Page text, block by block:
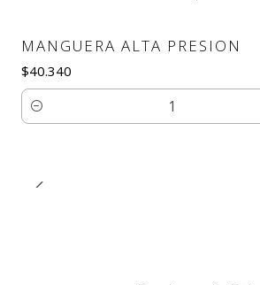
MANGUERA ALTA PRESION
$40.340
Quantity